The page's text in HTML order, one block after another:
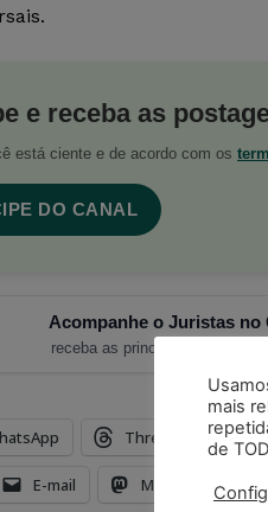
e receba as
está ciente e de acordo com os
DO CANAL
Acompanhe o Juristas no
receba as principais notícias
Threads
E-mail Mastodon
mais
de